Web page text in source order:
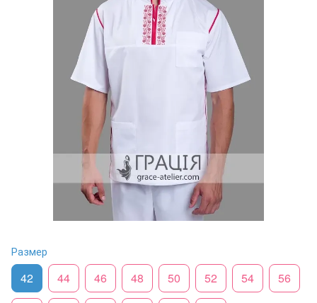
Размер
42 44 46 48 50 52 54 56